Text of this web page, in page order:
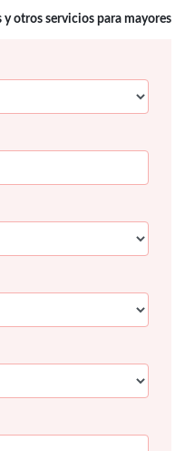
y otros servicios para mayores